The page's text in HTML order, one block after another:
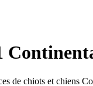
de chiots et chiens